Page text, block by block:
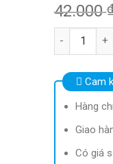
42.000₫
Decolic
Cam
Hàng
Giao
Có giá